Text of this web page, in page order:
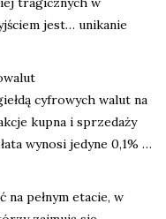
jest… unikanie
cyfrowych walut na
kupna i sprzedaży
wynosi jedyne 0,1% …
na pełnym etacie, w